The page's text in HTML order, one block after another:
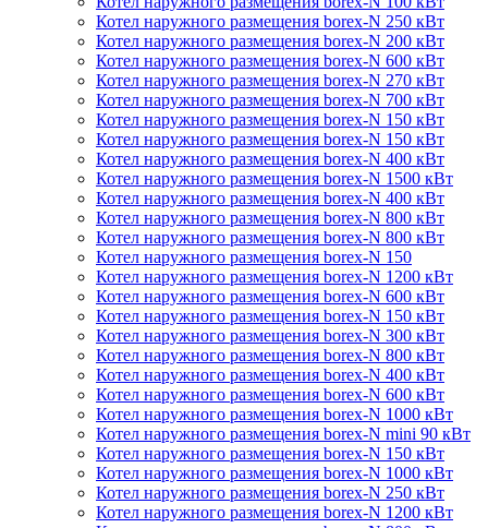
Котел наружного размещения borex-N 250 кВт
Котел наружного размещения borex-N 200 кВт
Котел наружного размещения borex-N 600 кВт
Котел наружного размещения borex-N 270 кВт
Котел наружного размещения borex-N 700 кВт
Котел наружного размещения borex-N 150 кВт
Котел наружного размещения borex-N 150 кВт
Котел наружного размещения borex-N 400 кВт
Котел наружного размещения borex-N 1500 кВт
Котел наружного размещения borex-N 400 кВт
Котел наружного размещения borex-N 800 кВт
Котел наружного размещения borex-N 800 кВт
Котел наружного размещения borex-N 150
Котел наружного размещения borex-N 1200 кВт
Котел наружного размещения borex-N 600 кВт
Котел наружного размещения borex-N 150 кВт
Котел наружного размещения borex-N 300 кВт
Котел наружного размещения borex-N 800 кВт
Котел наружного размещения borex-N 400 кВт
Котел наружного размещения borex-N 600 кВт
Котел наружного размещения borex-N 1000 кВт
Котел наружного размещения borex-N mini 90 кВт
Котел наружного размещения borex-N 150 кВт
Котел наружного размещения borex-N 1000 кВт
Котел наружного размещения borex-N 250 кВт
Котел наружного размещения borex-N 1200 кВт